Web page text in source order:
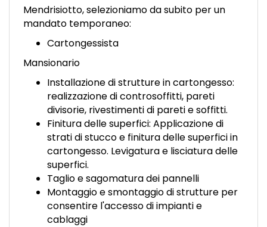
FR
IT
DE
ES
PT
Mendrisiotto, selezioniamo da subito per un
mandato temporaneo:
Cartongessista
Mansionario
Installazione di strutture in cartongesso:
realizzazione di controsoffitti, pareti
divisorie, rivestimenti di pareti e soffitti.
Finitura delle superfici: Applicazione di
strati di stucco e finitura delle superfici in
cartongesso. Levigatura e lisciatura delle
superfici.
Taglio e sagomatura dei pannelli
Montaggio e smontaggio di strutture per
consentire l'accesso di impianti e
cablaggi